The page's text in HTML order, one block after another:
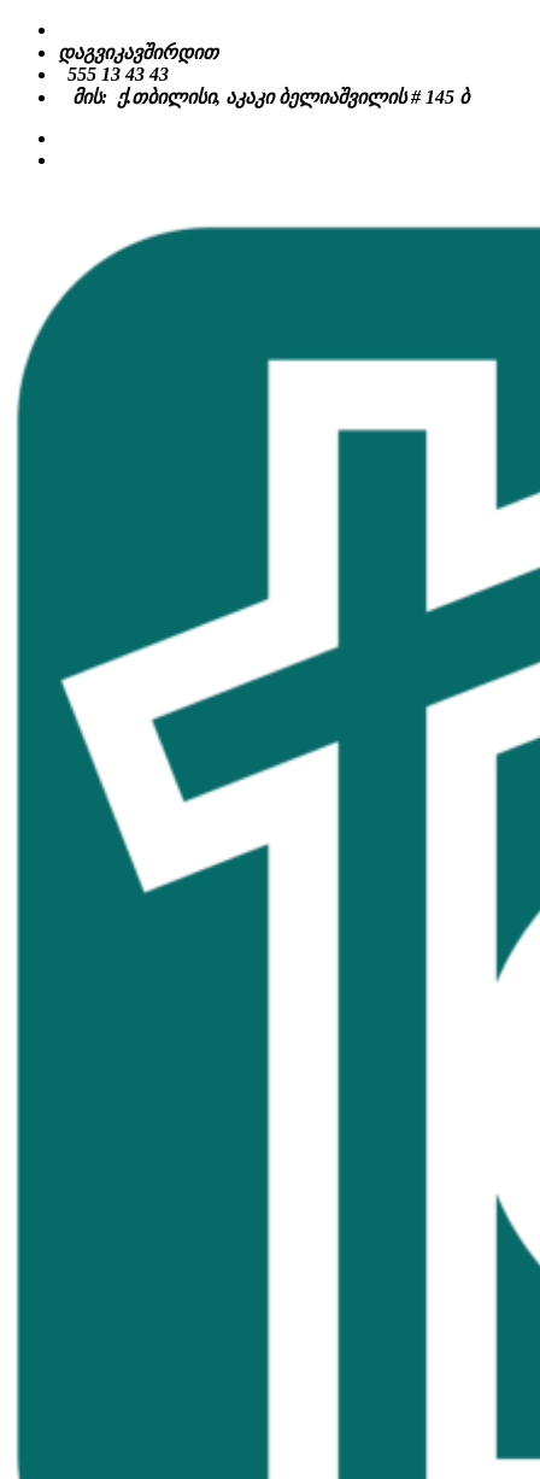
Skip
content
დაგვიკავშირდით
555 13 43 43
მის: ქ.თბილისი, აკაკი ბელიაშვილის # 145 ბ